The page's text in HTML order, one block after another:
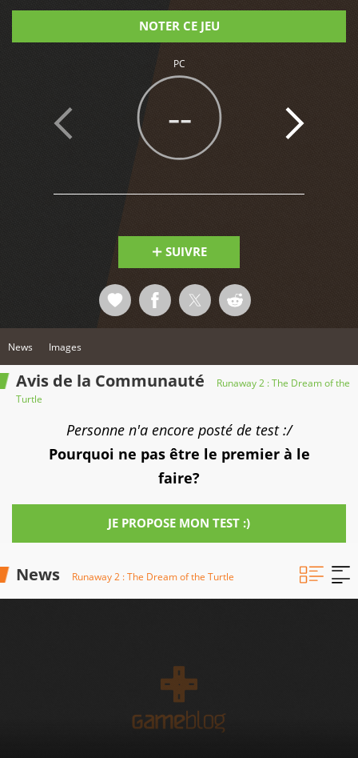
NOTER CE JEU
PC
--
SUIVRE
News Images
Avis de la Communauté
Runaway 2 : The Dream of the
Turtle
Personne n'a encore posté de test :/
Pourquoi ne pas être le premier à le
faire?
JE PROPOSE MON TEST :)
News Runaway 2 : The Dream of the Turtle